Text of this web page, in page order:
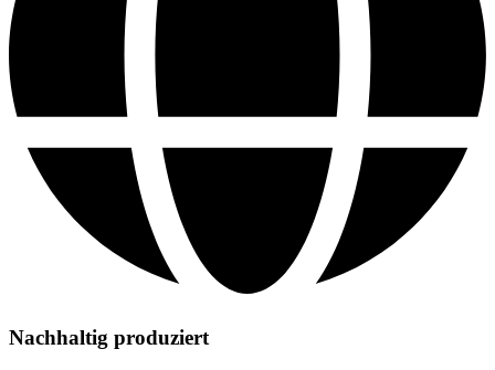
Nachhaltig produziert​